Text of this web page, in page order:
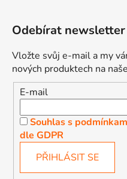
Odebírat newsletter
Vložte svůj e-mail a my
nových produktech na
E-mail
Souhlas s
dle GDPR
PŘIHLÁSIT SE